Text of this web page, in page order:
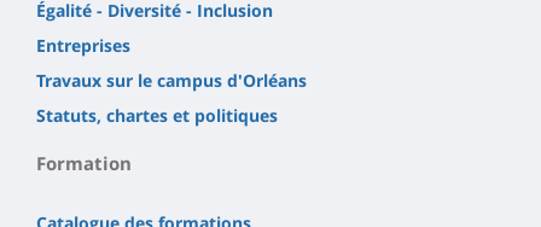
Égalité - Diversité - Inclusion
Entreprises
Travaux sur le campus d'Orléans
Statuts, chartes et politiques
Formation